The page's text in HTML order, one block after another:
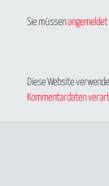
Sie müssenangemeldet
Diese Website
Kommentardaten